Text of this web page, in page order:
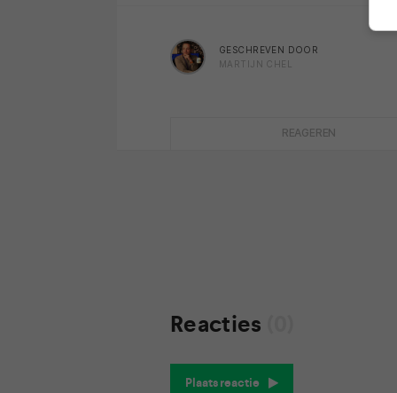
GESCHREVEN DOOR
MARTIJN CHEL
REAGEREN
Reacties
Plaats reactie